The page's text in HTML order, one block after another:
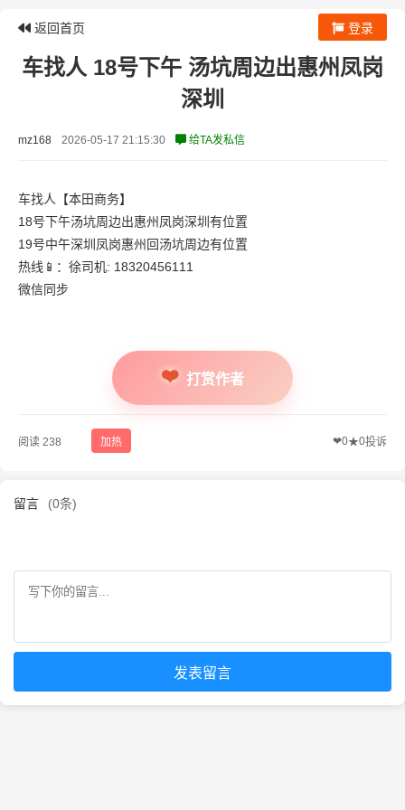
返回首页 登录
车找人 18号下午 汤坑周边出惠州凤岗
深圳
mz168 2026-05-17 21:15:30 给TA发私信
车找人【本田商务】
18号下午汤坑周边出惠州凤岗深圳有位置
19号中午深圳凤岗惠州回汤坑周边有位置
热线📱：徐司机: 18320456111
微信同步
打赏作者
阅读 238 加热 ❤0★0投诉
留言 (0条)
发表留言